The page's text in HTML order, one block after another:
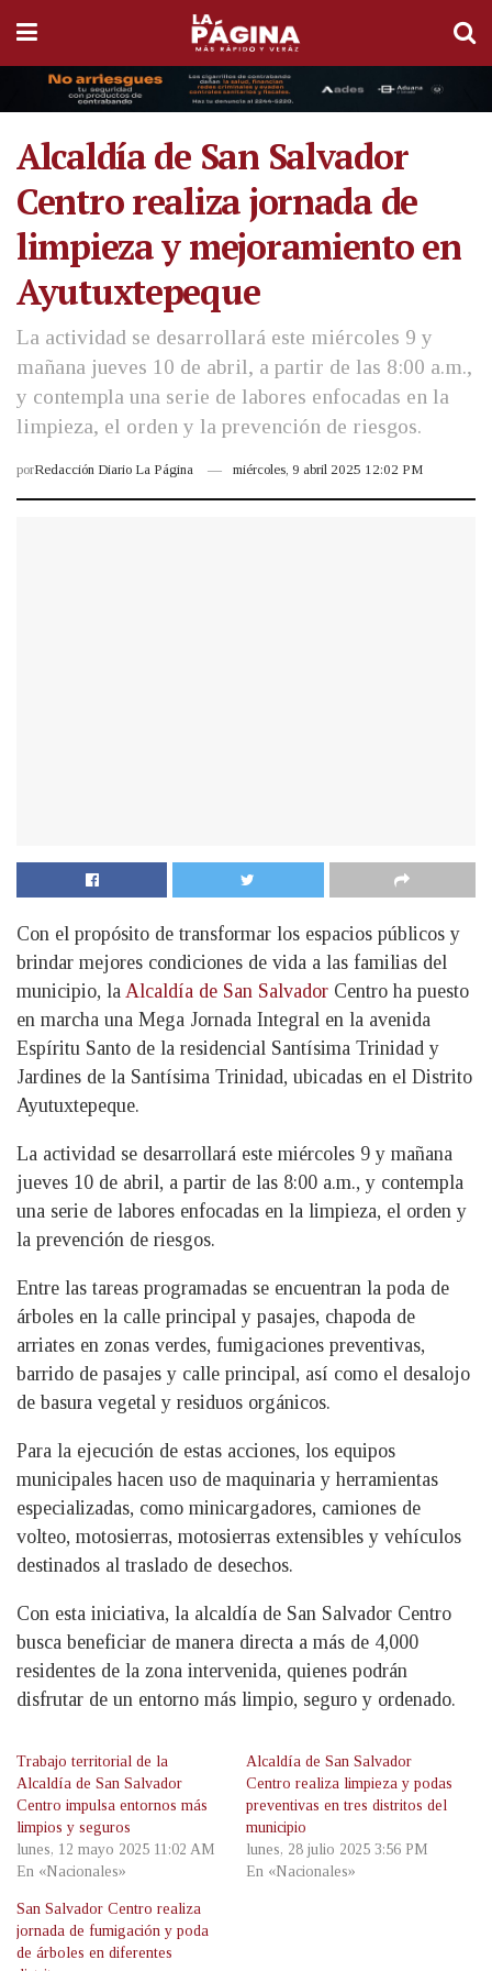
Alcaldía de San Salvador
Centro realiza jornada de
limpieza y mejoramiento en
Ayutuxtepeque
La actividad se desarrollará este miércoles 9 y
mañana jueves 10 de abril, a partir de las 8:00 a.m.,
y contempla una serie de labores enfocadas en la
limpieza, el orden y la prevención de riesgos.
porRedacción Diario La Página miércoles, 9 abril 2025 12:02 PM
Con el propósito de transformar los espacios públicos y
brindar mejores condiciones de vida a las familias del
municipio, la Alcaldía de San Salvador Centro ha puesto
en marcha una Mega Jornada Integral en la avenida
Espíritu Santo de la residencial Santísima Trinidad y
Jardines de la Santísima Trinidad, ubicadas en el Distrito
Ayutuxtepeque.
La actividad se desarrollará este miércoles 9 y mañana
jueves 10 de abril, a partir de las 8:00 a.m., y contempla
una serie de labores enfocadas en la limpieza, el orden y
la prevención de riesgos.
Entre las tareas programadas se encuentran la poda de
árboles en la calle principal y pasajes, chapoda de
arriates en zonas verdes, fumigaciones preventivas,
barrido de pasajes y calle principal, así como el desalojo
de basura vegetal y residuos orgánicos.
Para la ejecución de estas acciones, los equipos
municipales hacen uso de maquinaria y herramientas
especializadas, como minicargadores, camiones de
volteo, motosierras, motosierras extensibles y vehículos
destinados al traslado de desechos.
Con esta iniciativa, la alcaldía de San Salvador Centro
busca beneficiar de manera directa a más de 4,000
residentes de la zona intervenida, quienes podrán
disfrutar de un entorno más limpio, seguro y ordenado.
Trabajo territorial de la
Alcaldía de San Salvador
Centro impulsa entornos más
limpios y seguros
lunes, 12 mayo 2025 11:02 AM
En «Nacionales»
Alcaldía de San Salvador
Centro realiza limpieza y podas
preventivas en tres distritos del
municipio
lunes, 28 julio 2025 3:56 PM
En «Nacionales»
San Salvador Centro realiza
jornada de fumigación y poda
de árboles en diferentes